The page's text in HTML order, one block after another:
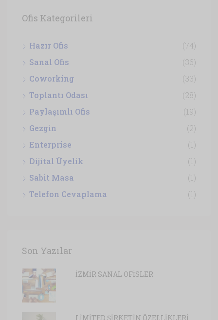
Ofis Kategorileri
Hazır Ofis
(74)
Sanal Ofis
(36)
Coworking
(33)
Toplantı Odası
(28)
Paylaşımlı Ofis
(19)
Gezgin
(2)
Enterprise
(1)
Dijital Üyelik
(1)
Sabit Masa
(1)
Telefon Cevaplama
(1)
Son Yazılar
İZMİR SANAL OFİSLER
LİMİTED ŞİRKETİN ÖZELLİKLERİ